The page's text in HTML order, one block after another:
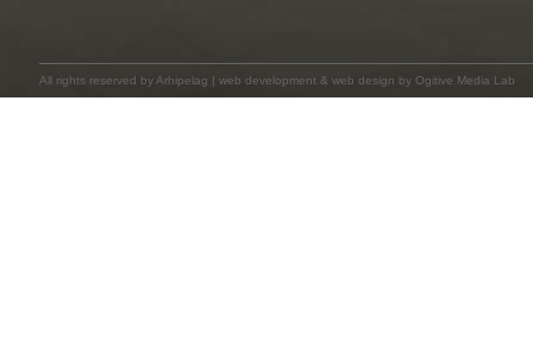
All rights reserved by Arhipelag | web development & web design by Ogitive Media Lab